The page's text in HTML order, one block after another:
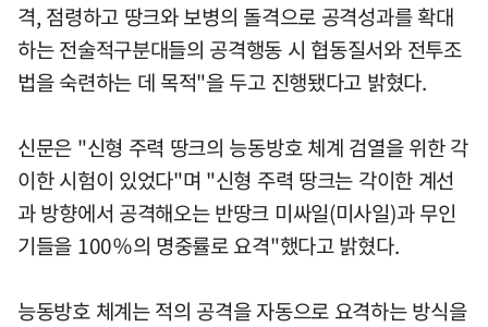
격, 점령하고 땅크와 보병의 돌격으로 공격성과를 확대
하는 전술적구분대들의 공격행동 시 협동질서와 전투조
법을 숙련하는 데 목적"을 두고 진행됐다고 밝혔다.
신문은 "신형 주력 땅크의 능동방호 체계 검열을 위한 각
이한 시험이 있었다"며 "신형 주력 땅크는 각이한 계선
과 방향에서 공격해오는 반땅크 미싸일(미사일)과 무인
기들을 100％의 명중률로 요격"했다고 밝혔다.
능동방호 체계는 적의 공격을 자동으로 요격하는 방식을